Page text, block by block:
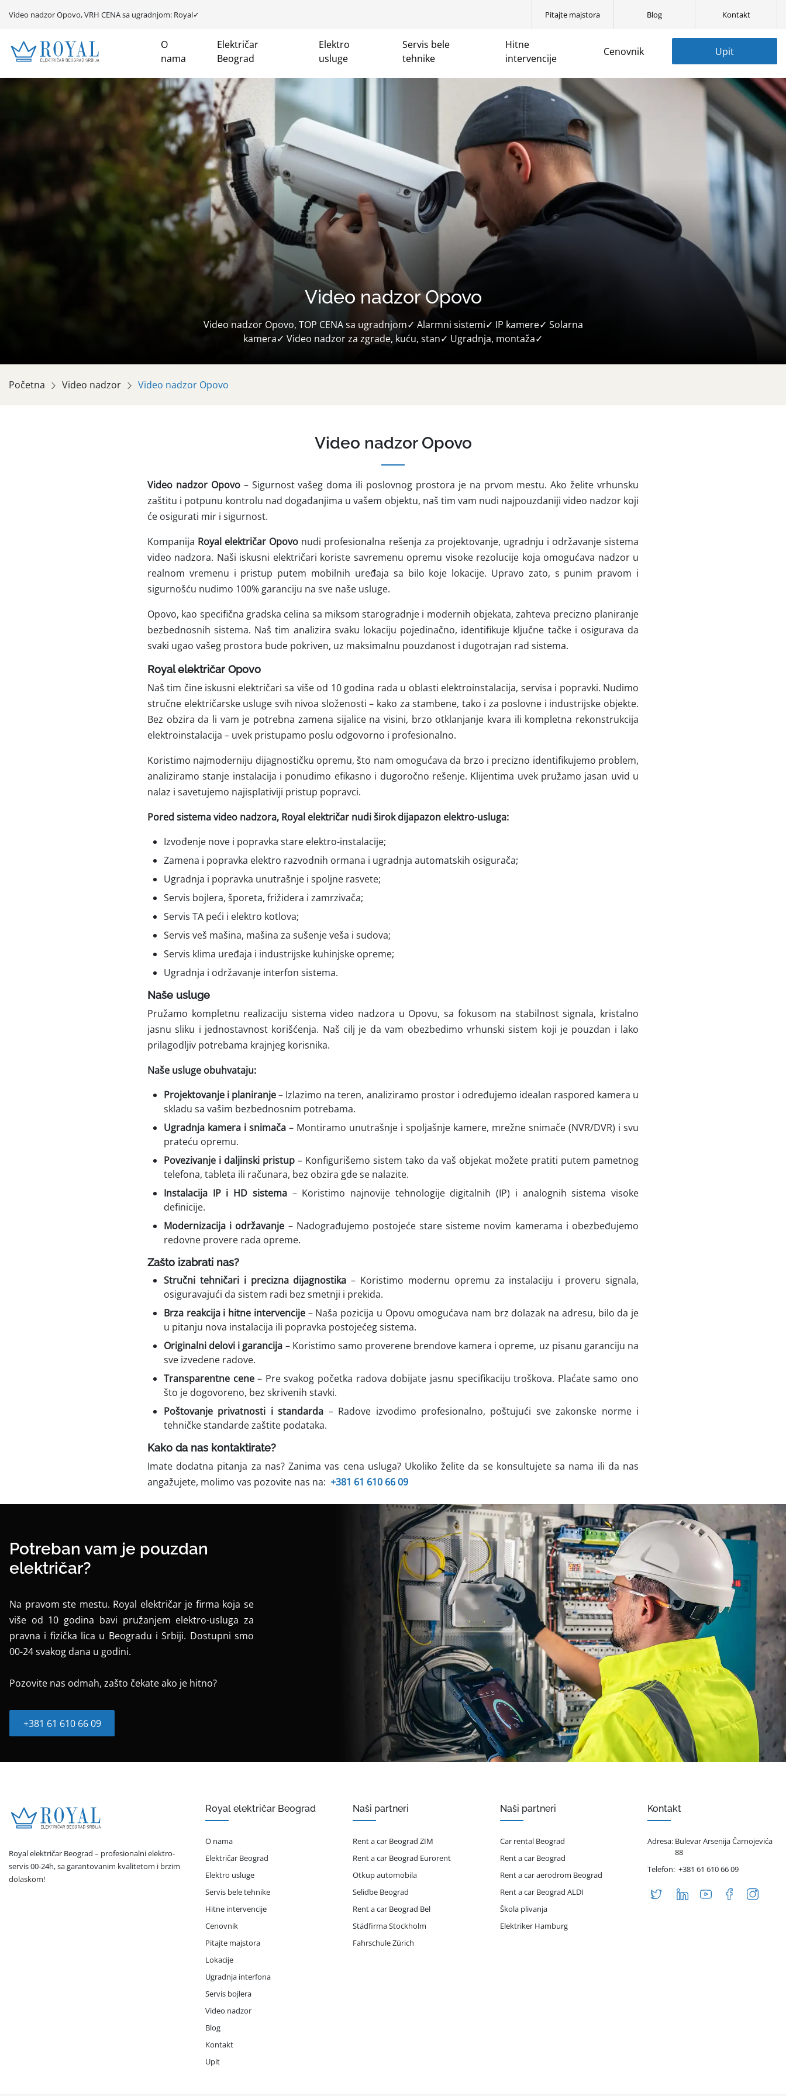
Video nadzor Opovo, VRH CENA sa ugradnjom: Royal✓ Pitajte majstora Blog Kontakt
O
nama
Električar
Beograd
Elektro
usluge
Servis bele
tehnike
Hitne
intervencije
Cenovnik Upit
Video nadzor Opovo
Video nadzor Opovo, TOP CENA sa ugradnjom✓ Alarmni sistemi✓ IP kamere✓ Solarna
kamera✓ Video nadzor za zgrade, kuću, stan✓ Ugradnja, montaža✓
Početna Video nadzor Video nadzor Opovo
Video nadzor Opovo
Video nadzor Opovo– Sigurnost vašeg doma ili poslovnog prostora je na prvom mestu. Ako želite vrhunsku
zaštitu i potpunu kontrolu nad događanjima u vašem objektu, naš tim vam nudi najpouzdaniji video nadzor koji
će osigurati mir i sigurnost.
Kompanija Royal električar Opovo nudi profesionalna rešenja za projektovanje, ugradnju i održavanje sistema
video nadzora. Naši iskusni električari koriste savremenu opremu visoke rezolucije koja omogućava nadzor u
realnom vremenu i pristup putem mobilnih uređaja sa bilo koje lokacije. Upravo zato, s punim pravom i
sigurnošću nudimo 100% garanciju na sve naše usluge.
Opovo, kao specifična gradska celina sa miksom starogradnje i modernih objekata, zahteva precizno planiranje
bezbednosnih sistema. Naš tim analizira svaku lokaciju pojedinačno, identifikuje ključne tačke i osigurava da
svaki ugao vašeg prostora bude pokriven, uz maksimalnu pouzdanost i dugotrajan rad sistema.
Royal električar Opovo
Naš tim čine iskusni električari sa više od 10 godina rada u oblasti elektroinstalacija, servisa i popravki. Nudimo
stručne električarske usluge svih nivoa složenosti – kako za stambene, tako i za poslovne i industrijske objekte.
Bez obzira da li vam je potrebna zamena sijalice na visini, brzo otklanjanje kvara ili kompletna rekonstrukcija
elektroinstalacija – uvek pristupamo poslu odgovorno i profesionalno.
Koristimo najmoderniju dijagnostičku opremu, što nam omogućava da brzo i precizno identifikujemo problem,
analiziramo stanje instalacija i ponudimo efikasno i dugoročno rešenje. Klijentima uvek pružamo jasan uvid u
nalaz i savetujemo najisplativiji pristup popravci.
Pored sistema video nadzora, Royal električar nudi širok dijapazon elektro-usluga:
Izvođenje nove i popravka stare elektro-instalacije;
Zamena i popravka elektro razvodnih ormana i ugradnja automatskih osigurača;
Ugradnja i popravka unutrašnje i spoljne rasvete;
Servis bojlera, šporeta, frižidera i zamrzivača;
Servis TA peći i elektro kotlova;
Servis veš mašina, mašina za sušenje veša i sudova;
Servis klima uređaja i industrijske kuhinjske opreme;
Ugradnja i održavanje interfon sistema.
Naše usluge
Pružamo kompletnu realizaciju sistema video nadzora u Opovu, sa fokusom na stabilnost signala, kristalno
jasnu sliku i jednostavnost korišćenja. Naš cilj je da vam obezbedimo vrhunski sistem koji je pouzdan i lako
prilagodljiv potrebama krajnjeg korisnika.
Naše usluge obuhvataju:
Projektovanje i planiranje– Izlazimo na teren, analiziramo prostor i određujemo idealan raspored kamera u
skladu sa vašim bezbednosnim potrebama.
Ugradnja kamera i snimača – Montiramo unutrašnje i spoljašnje kamere, mrežne snimače (NVR/DVR) i svu
prateću opremu.
Povezivanje i daljinski pristup – Konfigurišemo sistem tako da vaš objekat možete pratiti putem pametnog
telefona, tableta ili računara, bez obzira gde se nalazite.
Instalacija IP i HD sistema– Koristimo najnovije tehnologije digitalnih (IP) i analognih sistema visoke
definicije.
Modernizacija i održavanje – Nadograđujemo postojeće stare sisteme novim kamerama i obezbeđujemo
redovne provere rada opreme.
Zašto izabrati nas?
Stručni tehničari i precizna dijagnostika – Koristimo modernu opremu za instalaciju i proveru signala,
osiguravajući da sistem radi bez smetnji i prekida.
Brza reakcija i hitne intervencije– Naša pozicija u Opovu omogućava nam brz dolazak na adresu, bilo da je
u pitanju nova instalacija ili popravka postojećeg sistema.
Originalni delovi i garancija – Koristimo samo proverene brendove kamera i opreme, uz pisanu garanciju na
sve izvedene radove.
Transparentne cene– Pre svakog početka radova dobijate jasnu specifikaciju troškova. Plaćate samo ono
što je dogovoreno, bez skrivenih stavki.
Poštovanje privatnosti i standarda – Radove izvodimo profesionalno, poštujući sve zakonske norme i
tehničke standarde zaštite podataka.
Kako da nas kontaktirate?
Imate dodatna pitanja za nas? Zanima vas cena usluga? Ukoliko želite da se konsultujete sa nama ili da nas
angažujete, molimo vas pozovite nas na: +381 61 610 66 09
Potreban vam je pouzdan
električar?
Na pravom ste mestu. Royal električar je firma koja se
više od 10 godina bavi pružanjem elektro-usluga za
pravna i fizička lica u Beogradu i Srbiji. Dostupni smo
00-24 svakog dana u godini.
Pozovite nas odmah, zašto čekate ako je hitno?
+381 61 610 66 09
Royal električar Beograd – profesionalni elektro-
servis 00-24h, sa garantovanim kvalitetom i brzim
dolaskom!
Royal električar Beograd
O nama
Električar Beograd
Elektro usluge
Servis bele tehnike
Hitne intervencije
Cenovnik
Pitajte majstora
Lokacije
Ugradnja interfona
Servis bojlera
Video nadzor
Blog
Kontakt
Upit
Naši partneri
Rent a car Beograd ZIM
Rent a car Beograd Eurorent
Otkup automobila
Selidbe Beograd
Rent a car Beograd Bel
Städfirma Stockholm
Fahrschule Zürich
Naši partneri
Car rental Beograd
Rent a car Beograd
Rent a car aerodrom Beograd
Rent a car Beograd ALDI
Škola plivanja
Elektriker Hamburg
Kontakt
Adresa: Bulevar Arsenija Čarnojevića
88
Telefon: +381 61 610 66 09